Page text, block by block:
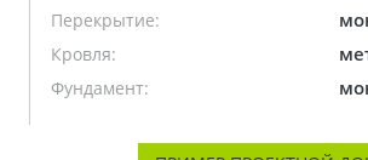
Перекрытие:
Кровля:
Фундамент: